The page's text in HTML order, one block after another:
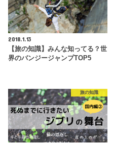
2018.1.13
【旅の知識】みんな知ってる？世
界のバンジージャンプTOP5
旅の知識